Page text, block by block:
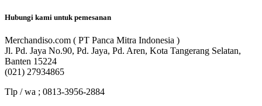
Hubungi kami untuk pemesanan
Merchandiso.com ( PT Panca Mitra Indonesia )
Jl. Pd. Jaya No.90, Pd. Jaya, Pd. Aren, Kota Tangerang Selatan,
Banten 15224
(021) 27934865
Tlp / wa ; 0813-3956-2884